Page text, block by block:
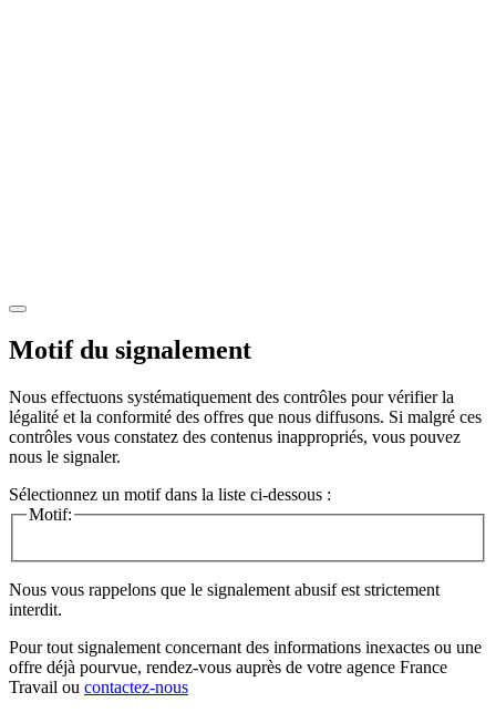
Motif du signalement
Nous effectuons systématiquement des contrôles pour vérifier la
légalité et la conformité des offres que nous diffusons. Si malgré ces
contrôles vous constatez des contenus inappropriés, vous pouvez
nous le signaler.
Sélectionnez un motif dans la liste ci-dessous :
Motif:
Nous vous rappelons que le signalement abusif est strictement
interdit.
Pour tout signalement concernant des informations inexactes ou une
offre déjà pourvue, rendez-vous auprès de votre agence France
Travail ou contactez-nous